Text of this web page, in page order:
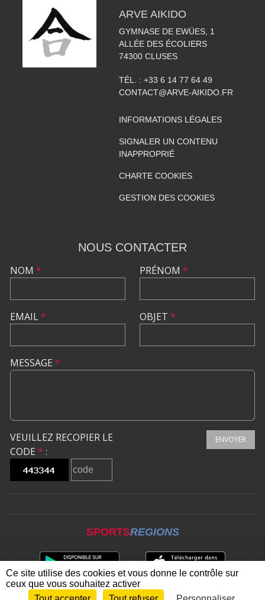
ARVE AIKIDO
GYMNASE DE EWÜES, 1
ALLÉE DES ÉCOLIERS
74300 CLUSES
TÉL. : +33 6 14 77 64 49
CONTACT@ARVE-AIKIDO.FR
INFORMATIONS LÉGALES
SIGNALER UN CONTENU
INAPPROPRIÉ
CHARTE COOKIES
GESTION DES COOKIES
NOUS CONTACTER
NOM *
EMAIL*
PRÉNOM *
OBJET *
MESSAGE *
VEUILLEZ RECOPIER LE
CODE * :
ENVOYER
SPORTSREGIONS
Ce site utilise des cookies et vous donne le contrôle sur
ceux que vous souhaitez activer